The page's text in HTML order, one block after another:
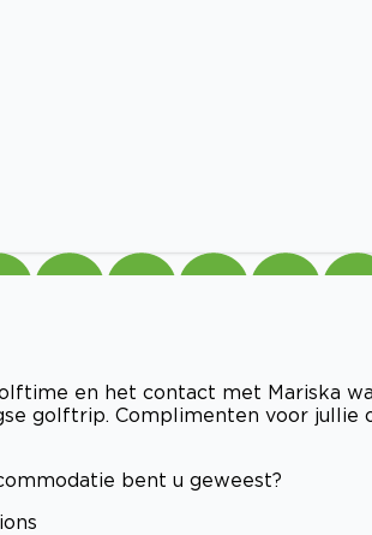
en het contact met Mariska
golftrip. Complimenten voor jullie
bent u geweest?